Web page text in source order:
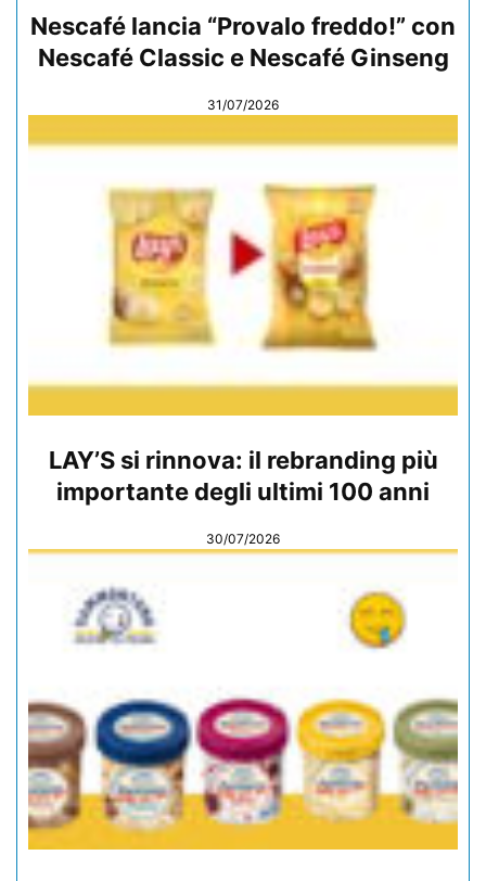
Nescafé lancia “Provalo freddo!” con
Nescafé Classic e Nescafé Ginseng
31/07/2026
LAY’S si rinnova: il rebranding più
importante degli ultimi 100 anni
30/07/2026